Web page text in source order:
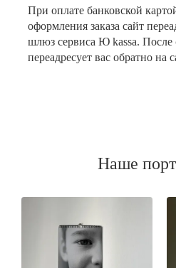
При оплате банковской
оформления заказа сайт
шлюз сервиса Ю kassa. После
переадресует вас обратно на
Наше